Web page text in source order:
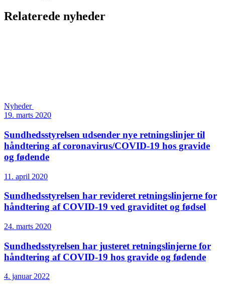
Relaterede nyheder
Nyheder
19. marts 2020
Sundheds­styrelsen udsender nye retnings­linjer til
håndtering af corona­virus/COVID-19 hos gravide
og fødende
11. april 2020
Sundheds­styrelsen har revideret retningslinjerne for
håndtering af COVID-19 ved graviditet og fødsel
24. marts 2020
Sundheds­styrelsen har justeret retningslinjerne for
håndtering af COVID-19 hos gravide og fødende
4. januar 2022